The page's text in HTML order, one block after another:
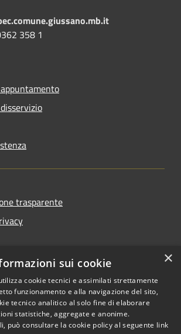
358 1
trasparente
accessibilità
Copyright © 2026 • Comune di
Giussano • Powered by
×
sui cookie
cookie tecnici e assimilati strettamente
funzionamento e alla navigazione del sito,
tecnico analitico al solo fine di elaborare
statistiche, aggregate e anonime.
può consultare la cookie policy al seguente link